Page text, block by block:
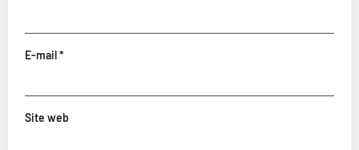
E-mail*
Site web